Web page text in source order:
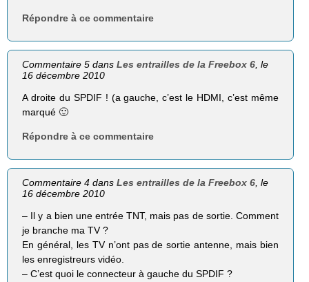
Répondre à ce commentaire
Commentaire 5 dansLes entrailles de la Freebox 6 , le
16 décembre 2010
A droite du SPDIF ! (a gauche, c’est le HDMI, c’est même
marqué 🙂
Répondre à ce commentaire
Commentaire 4 dansLes entrailles de la Freebox 6, le
16 décembre 2010
– Il y a bien une entrée TNT, mais pas de sortie. Comment
je branche ma TV ?
En général, les TV n’ont pas de sortie antenne, mais bien
les enregistreurs vidéo.
– C’est quoi le connecteur à gauche du SPDIF ?